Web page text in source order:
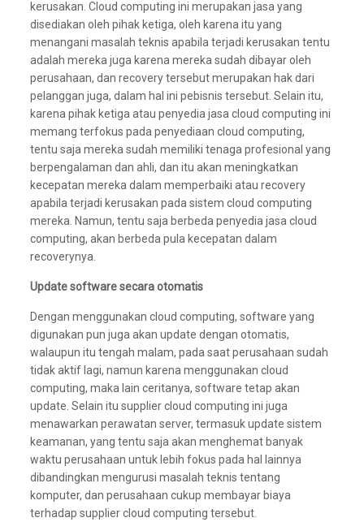
kerusakan. Cloud computing ini merupakan jasa yang
disediakan oleh pihak ketiga, oleh karena itu yang
menangani masalah teknis apabila terjadi kerusakan tentu
adalah mereka juga karena mereka sudah dibayar oleh
perusahaan, dan recovery tersebut merupakan hak dari
pelanggan juga, dalam hal ini pebisnis tersebut. Selain itu,
karena pihak ketiga atau penyedia jasa cloud computing ini
memang terfokus pada penyediaan cloud computing,
tentu saja mereka sudah memiliki tenaga profesional yang
berpengalaman dan ahli, dan itu akan meningkatkan
kecepatan mereka dalam memperbaiki atau recovery
apabila terjadi kerusakan pada sistem cloud computing
mereka. Namun, tentu saja berbeda penyedia jasa cloud
computing, akan berbeda pula kecepatan dalam
recoverynya.
Update software secara otomatis
Dengan menggunakan cloud computing, software yang
digunakan pun juga akan update dengan otomatis,
walaupun itu tengah malam, pada saat perusahaan sudah
tidak aktif lagi, namun karena menggunakan cloud
computing, maka lain ceritanya, software tetap akan
update. Selain itu supplier cloud computing ini juga
menawarkan perawatan server, termasuk update sistem
keamanan, yang tentu saja akan menghemat banyak
waktu perusahaan untuk lebih fokus pada hal lainnya
dibandingkan mengurusi masalah teknis tentang
komputer, dan perusahaan cukup membayar biaya
terhadap supplier cloud computing tersebut.